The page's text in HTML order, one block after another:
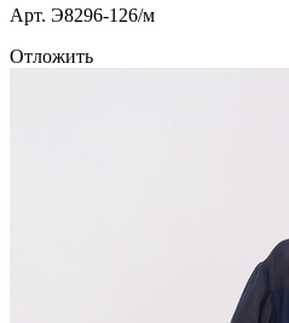
Арт. Э8296-126/м
Отложить